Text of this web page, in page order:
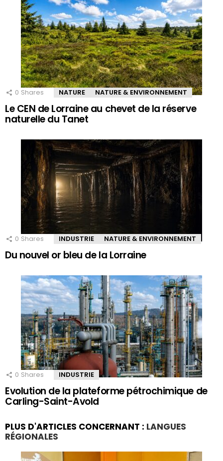
0 Shares NATURE NATURE & ENVIRONNEMENT
Le CEN de Lorraine au chevet de la réserve
naturelle du Tanet
0 Shares INDUSTRIE NATURE & ENVIRONNEMENT
Du nouvel or bleu de la Lorraine
0 Shares INDUSTRIE
Evolution de la plateforme pétrochimique de
Carling-Saint-Avold
PLUS D'ARTICLES CONCERNANT : LANGUES
RÉGIONALES